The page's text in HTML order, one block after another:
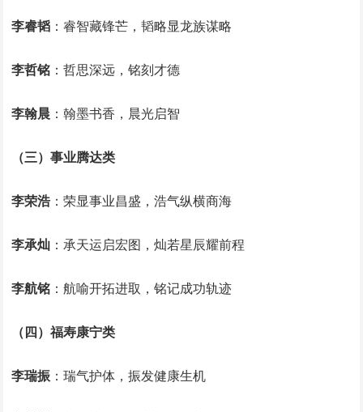
李睿韬 ‌：睿智藏锋芒，韬略显龙族谋略
李哲铭 ‌：哲思深远，铭刻才德‌
李翰晨 ‌：翰墨书香，晨光启智‌
（三）事业腾达类
李荣浩‌：荣显事业昌盛，浩气纵横商海‌
李承灿 ‌：承天运启宏图，灿若星辰耀前程‌
李航铭 ‌：航喻开拓进取，铭记成功轨迹‌
（四）福寿康宁类
李瑞振 ‌：瑞气护体，振发健康生机‌